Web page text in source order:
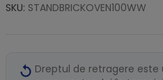
SKU: STANDBRICKOVEN100WW
Dreptul de retragere este